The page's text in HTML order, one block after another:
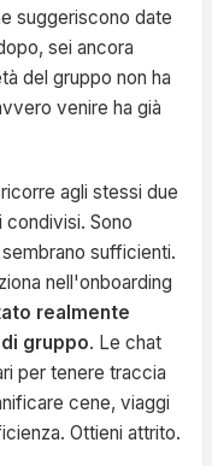
suggeriscono date
sei ancora
del gruppo non ha
venire ha già
agli stessi due
condivisi. Sono
sufficienti.
nell'onboarding
realmente
gruppo. Le chat
per tenere traccia
cene, viaggi
Ottieni attrito.